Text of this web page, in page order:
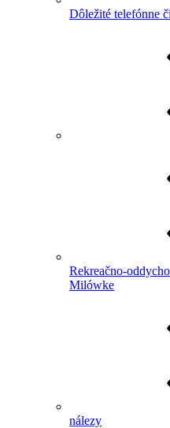
Dôležité telefónne
Rekreačno-
Milówke
nálezy